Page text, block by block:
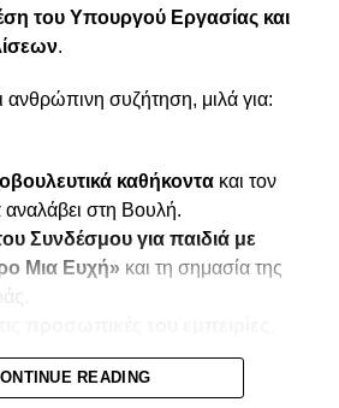
του Υπουργού Εργασίας και
.
ανθρώπινη συζήτηση, μιλά για:
καθήκοντακαι τον
αναλάβει στη Βουλή.
Συνδέσμου για παιδιά με
Μια Ευχή» και τη σημασία της
τον τραυματισμό του κατά την
1974.
READING